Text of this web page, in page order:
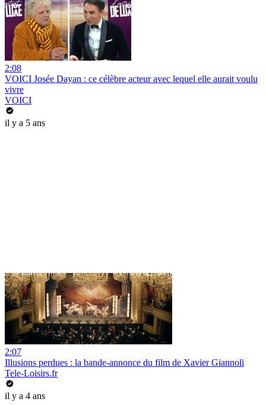
2:08
VOICI Josée Dayan : ce célèbre acteur avec lequel elle aurait voulu
vivre
VOICI
il y a 5 ans
2:07
Illusions perdues : la bande-annonce du film de Xavier Giannoli
Tele-Loisirs.fr
il y a 4 ans